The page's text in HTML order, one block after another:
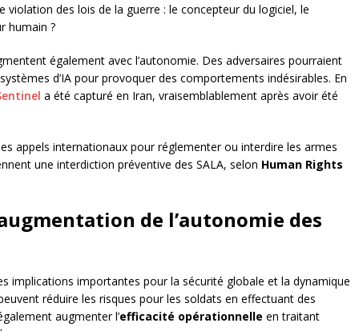
violation des lois de la guerre : le concepteur du logiciel, le
humain ?
également avec l’autonomie. Des adversaires pourraient
d’IA pour provoquer des comportements indésirables. En
a été capturé en Iran, vraisemblablement après avoir été
appels internationaux pour réglementer ou interdire les armes
une interdiction préventive des SALA, selon Human Rights
de l’autonomie des
implications importantes pour la sécurité globale et la dynamique
réduire les risques pour les soldats en effectuant des
augmenter l’efficacité opérationnelle en traitant